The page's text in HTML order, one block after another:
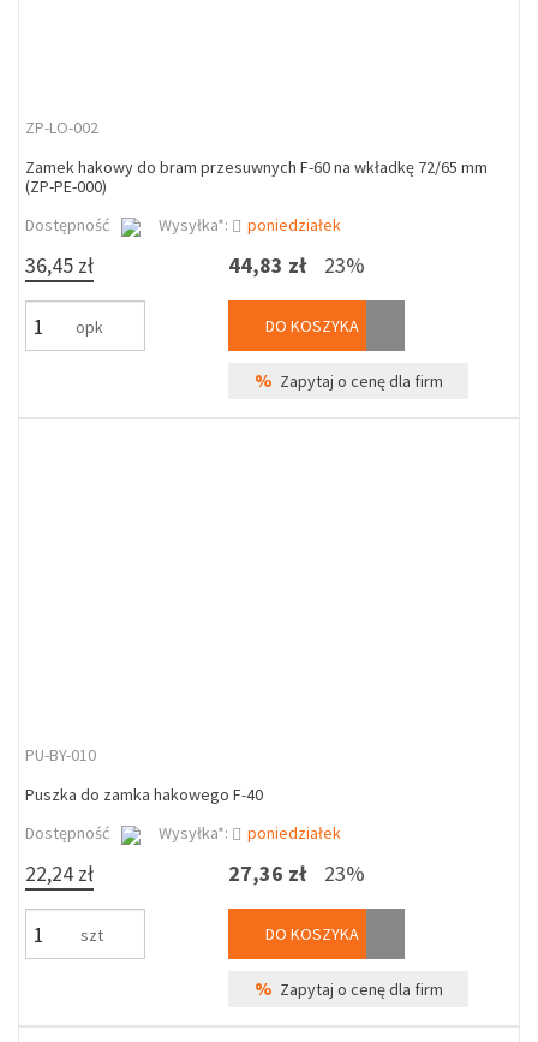
ZP-LO-002
Zamek hakowy do bram przesuwnych F-60 na wkładkę 72/65 mm
(ZP-PE-000)
Dostępność
Wysyłka*: poniedziałek
36,45 zł
opk
44,83 zł 23%
DO KOSZYKA
% Zapytaj o cenę dla firm
PU-BY-010
Puszka do zamka hakowego F-40
Dostępność
Wysyłka*: poniedziałek
22,24 zł
szt
27,36 zł 23%
DO KOSZYKA
% Zapytaj o cenę dla firm